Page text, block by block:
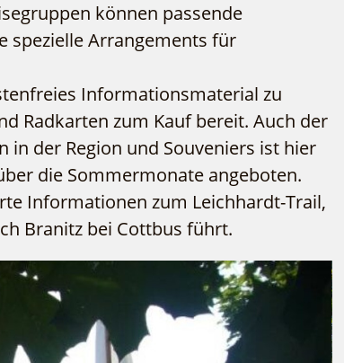
können passende
spezielle Arrangements für
Informationsmaterial zu
Radkarten zum Kauf bereit. Auch der
der Region und Souveniers ist hier
die Sommermonate angeboten.
Informationen zum Leichhardt-Trail,
Branitz bei Cottbus führt.